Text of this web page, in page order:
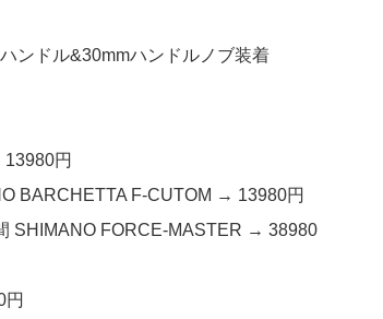
ンドル&30mmハンドルノブ装着
円
BARCHETTA F-CUTOM → 13980円
SHIMANO FORCE-MASTER → 38980
円